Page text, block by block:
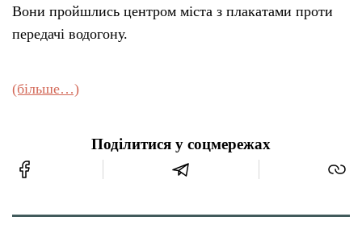
Вони пройшлись центром міста з плакатами проти
передачі водогону.
(більше…)
Поділитися у соцмережах